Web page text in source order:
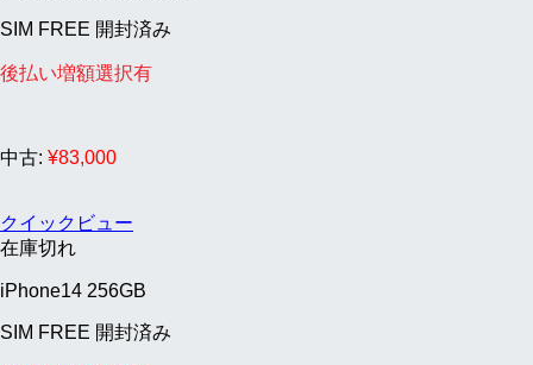
SIM FREE 開封済み
後払い増額選択有
中古: ¥83,000
クイックビュー
在庫切れ
iPhone14 256GB
SIM FREE 開封済み